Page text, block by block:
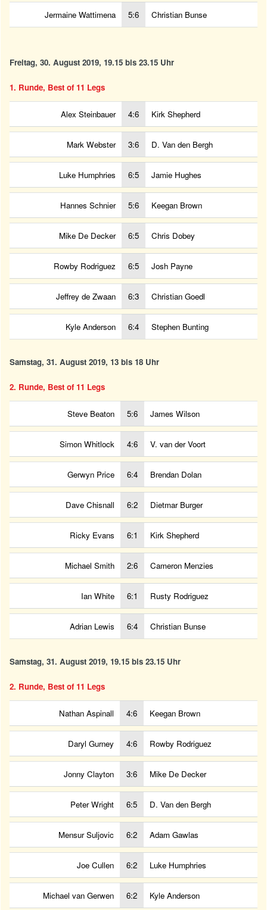
Jermaine Wattimena 5:6 Christian Bunse
Freitag, 30. August 2019, 19.15 bis 23.15 Uhr
1. Runde, Best of 11 Legs
Alex Steinbauer 4:6 Kirk Shepherd
Mark Webster 3:6 D. Van den Bergh
Luke Humphries 6:5 Jamie Hughes
Hannes Schnier 5:6 Keegan Brown
Mike De Decker 6:5 Chris Dobey
Rowby Rodriguez 6:5 Josh Payne
Jeffrey de Zwaan 6:3 Christian Goedl
Kyle Anderson 6:4 Stephen Bunting
Samstag, 31. August 2019, 13 bis 18 Uhr
2. Runde, Best of 11 Legs
Steve Beaton 5:6 James Wilson
Simon Whitlock 4:6 V. van der Voort
Gerwyn Price 6:4 Brendan Dolan
Dave Chisnall 6:2 Dietmar Burger
Ricky Evans 6:1 Kirk Shepherd
Michael Smith 2:6 Cameron Menzies
Ian White 6:1 Rusty Rodriguez
Adrian Lewis 6:4 Christian Bunse
Samstag, 31. August 2019, 19.15 bis 23.15 Uhr
2. Runde, Best of 11 Legs
Nathan Aspinall 4:6 Keegan Brown
Daryl Gurney 4:6 Rowby Rodriguez
Jonny Clayton 3:6 Mike De Decker
Peter Wright 6:5 D. Van den Bergh
Mensur Suljovic 6:2 Adam Gawlas
Joe Cullen 6:2 Luke Humphries
Michael van Gerwen 6:2 Kyle Anderson